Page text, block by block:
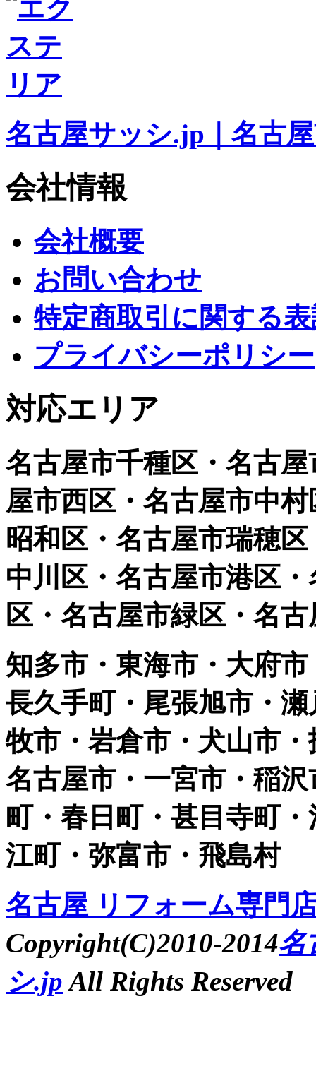
名古屋サッシ.jp｜名古
会社情報
会社概要
お問い合わせ
特定商取引に関する
プライバシーポリシー
対応エリア
名古屋市千種区・名古
屋市西区・名古屋市中
昭和区・名古屋市瑞穂
中川区・名古屋市港区
区・名古屋市緑区・名
知多市・東海市・大府
長久手町・尾張旭市・
牧市・岩倉市・犬山市
名古屋市・一宮市・稲
町・春日町・甚目寺町
江町・弥富市・飛島村
名古屋 リフォーム専門
Copyright(C)2010-2014名
シ.jp All Rights Reserved